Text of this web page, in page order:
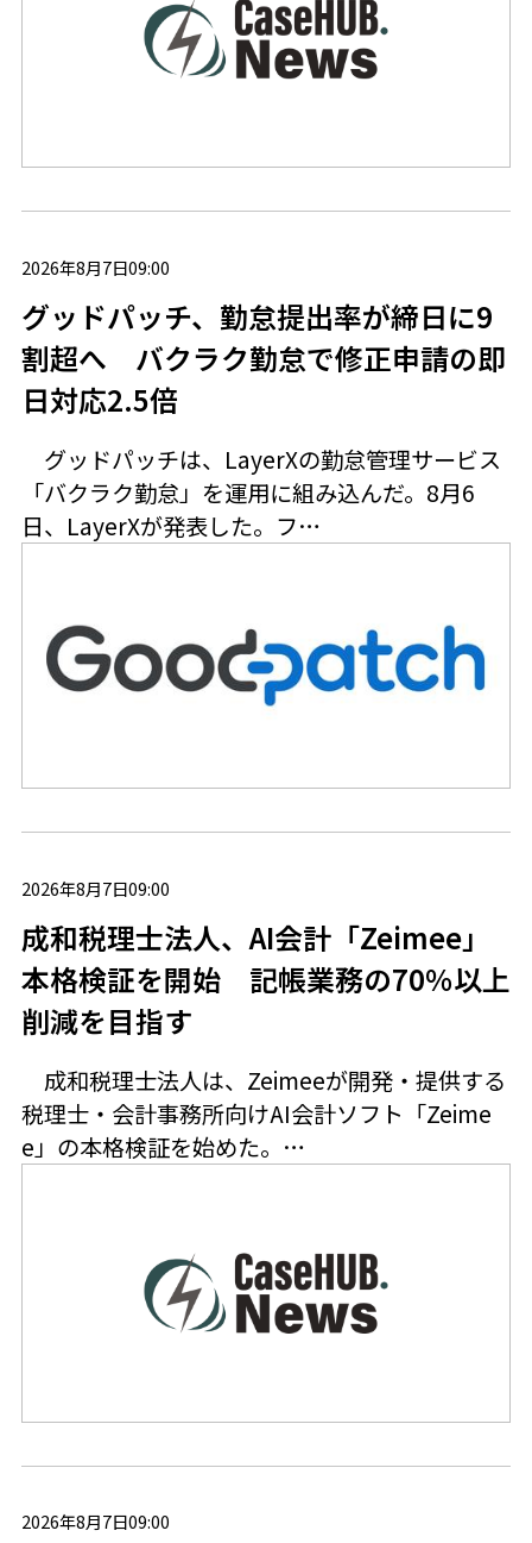
2026年8月7日09:00
グッドパッチ、勤怠提出率が締日に9
割超へ バクラク勤怠で修正申請の即
日対応2.5倍
グッドパッチは、LayerXの勤怠管理サービス
「バクラク勤怠」を運用に組み込んだ。8月6
日、LayerXが発表した。フ…
2026年8月7日09:00
成和税理士法人、AI会計「Zeimee」
本格検証を開始 記帳業務の70％以上
削減を目指す
成和税理士法人は、Zeimeeが開発・提供する
税理士・会計事務所向けAI会計ソフト「Zeime
e」の本格検証を始めた。…
2026年8月7日09:00